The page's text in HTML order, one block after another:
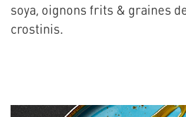
soya, oignons frits & graines
crostinis.